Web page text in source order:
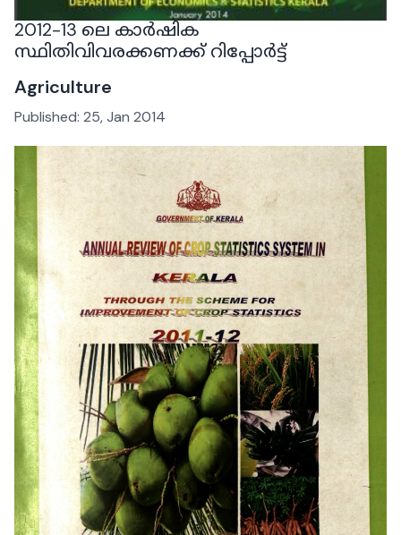
2012-13 ലെ കാർഷിക
സ്ഥിതിവിവരക്കണക്ക് റിപ്പോർട്ട്
Agriculture
Published: 25, Jan 2014